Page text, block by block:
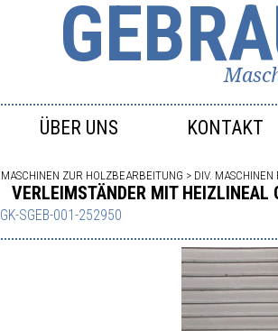
ÜBER UNS KONTAKT
MASCHINEN ZUR HOLZBEARBEITUNG > DIV.
VERLEIMSTÄNDER MIT HEIZLINEAL
GK-SGEB-001-252950